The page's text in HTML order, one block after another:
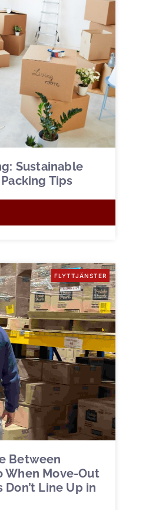
Sustainable
Tips
FLYTTJÄNSTER
Between
When Move-Out
Line Up in